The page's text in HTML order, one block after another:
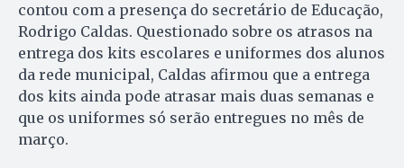
contou com a presença do secretário de Educação,
Rodrigo Caldas. Questionado sobre os atrasos na
entrega dos kits escolares e uniformes dos alunos
da rede municipal, Caldas afirmou que a entrega
dos kits ainda pode atrasar mais duas semanas e
que os uniformes só serão entregues no mês de
março.